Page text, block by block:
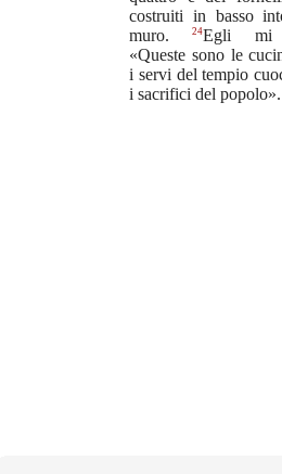
costruiti in basso
muro.24Egli mi
«Queste sono le
i servi del tempio
i sacrifici del popolo».